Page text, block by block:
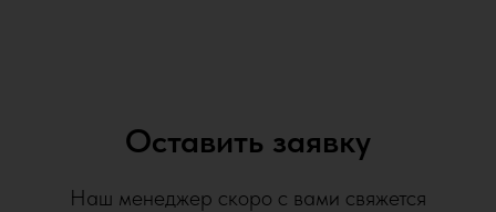
Оставить заявку
Наш менеджер скоро с вами свяжется